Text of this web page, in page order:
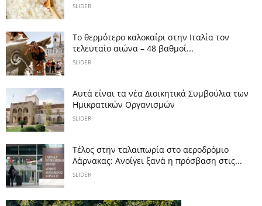
SLIDER
Το θερμότερο καλοκαίρι στην Ιταλία τον
τελευταίο αιώνα – 48 βαθμοί...
SLIDER
Αυτά είναι τα νέα Διοικητικά Συμβούλια των
Ημικρατικών Οργανισμών
SLIDER
Tέλος στην ταλαιπωρία στο αεροδρόμιο
Λάρνακας: Ανοίγει ξανά η πρόσβαση στις...
SLIDER